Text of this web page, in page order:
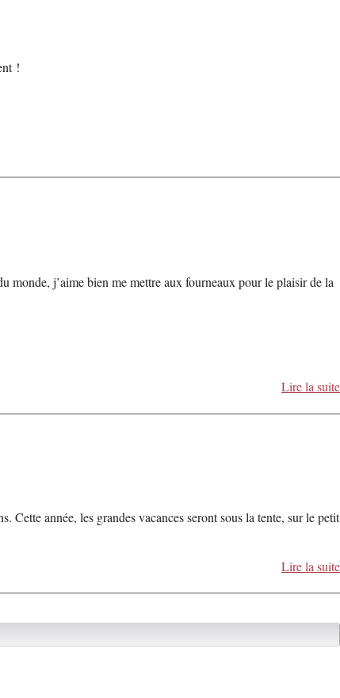
!
monde, j’aime bien me mettre aux fourneaux pour le plaisir de la
Lire la suite
année, les grandes vacances seront sous la tente, sur le petit
Lire la suite